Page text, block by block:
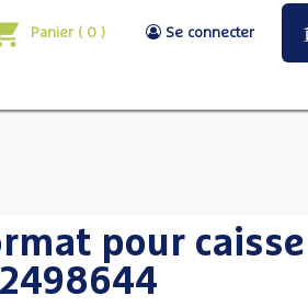
Panier ( 0 ) Se connecter
pour